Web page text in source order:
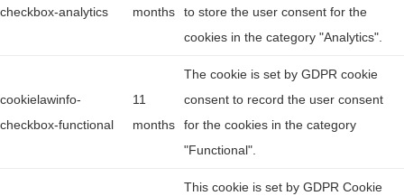
checkbox-analytics
months
to store the user consent for the
cookies in the category "Analytics".
cookielawinfo-
checkbox-functional
11
months
The cookie is set by GDPR cookie
consent to record the user consent
for the cookies in the category
"Functional".
This cookie is set by GDPR Cookie